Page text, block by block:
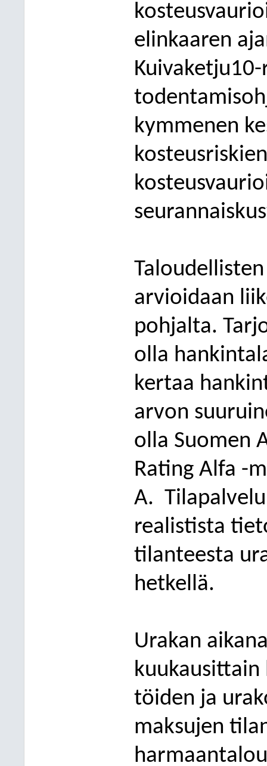
elinkaaren
kymmenen
arvioidaan
pohjalta.
olla
kertaa
arvon
olla Suomen
Rating Alfa -
A.
realistista
tilanteesta
hetkellä.
Urakan
kuukausittain
töiden ja
maksujen